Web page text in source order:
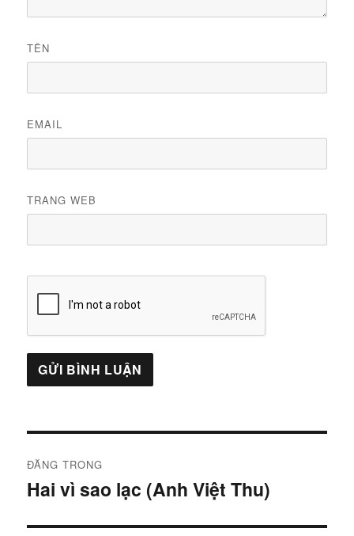
TÊN
EMAIL
TRANG WEB
hướng
ĐĂNG TRONG
Hai vì sao lạc (Anh Việt Thu)